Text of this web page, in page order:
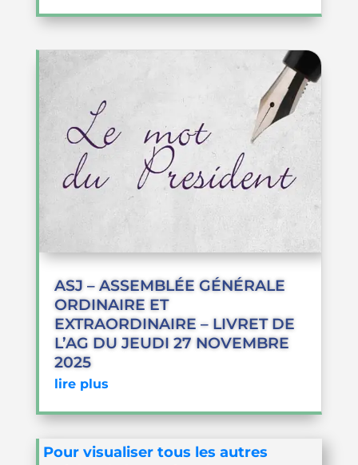
ASJ – ASSEMBLÉE GÉNÉRALE
ORDINAIRE ET
EXTRAORDINAIRE – LIVRET DE
L’AG DU JEUDI 27 NOVEMBRE
2025
lire plus
Pour visualiser tous les autres